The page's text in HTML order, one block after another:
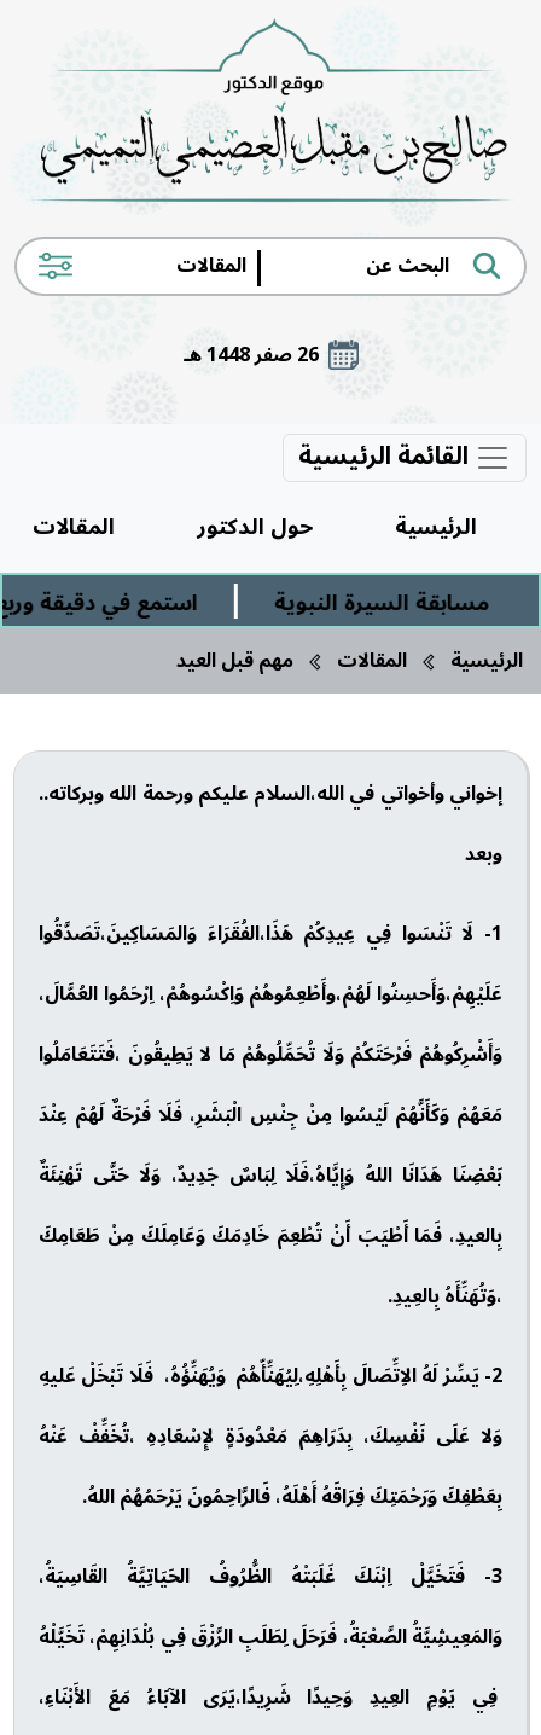
|
26 صفر 1448 هـ
القائمة الرئيسية
الرئيسية حول الدكتور
المقالات
مسابقة السيرة النبوية
| استمع في دقيقة
الرئيسية المقالات مهم قبل العيد
إخواني وأخواتي في الله،السلام عليكم ورحمة الله وبركاته..
وبعد
1- لَا تَنْسَوا فِي عِيدِكُمْ هَذَا،الفُقَرَاءَ وَالمَسَاكِينَ،تَصَدَّقُوا
عَلَيْهِمْ،وَأَحسِنُوا لَهُمْ،وأَطْعِمُوهُمْ وَاِكْسُوهُمْ، اِرْحَمُوا العُمَّالَ،
وَأَشْرِكُوهُمْ فَرْحَتَكُمْ وَلَا تُحَمِّلُوهُمْ مَا لا يَطِيقُونَ ،فَتَتَعَامَلُوا
مَعَهُمْ وَكَأَنَّهُمْ لَيْسُوا مِنْ جِنْسِ الْبَشَرِ، فَلَا فَرْحَةٌ لَهُمْ عِنْدَ
بَعْضِنَا هَدَانَا اللهُ وَإِيَّاهُ،فَلَا لِبَاسٌ جَدِيدٌ، وَلَا حَتَّى تَهْنِئَةٌ
بِالعيدِ، فَمَا أَطْيَبَ أَنْ تُطْعِمَ خَادِمَكَ وَعَامِلَكَ مِنْ طَعَامِكَ
،وَتُهَنِّأَهُ بِالعِيدِ.
2- يَسِّرْ لَهُ الاِتِّصَالَ بِأَهْلِهِ،لِيُهَنِّأّهُمْ وَيُهَنِّؤُهُ، فَلَا تَبْخَلْ عَليهِ
وَلا عَلَى نَفْسِكَ، بِدَرَاهِمَ مَعْدُودَةٍ لإِسْعَادِهِ ،تُخَفِّفْ عَنْهُ
بِعَطْفِكَ وَرَحْمَتِكَ فِرَاقَهُ أَهْلَهُ، فَالرَّاحِمُونَ يَرْحَمُهُمْ اللهُ.
3- فَتَخَيَّلْ اِبْنَكَ غَلَبَتْهُ الظُّرُوفُ الحَيَاتِيَّةُ القَاسِيَةُ،
وَالمَعِيشِيَّةُ الصَّعْبَةُ، فَرَحَلَ لِطَلَبِ الرَّزْقَ فِي بُلْدَانِهِمْ، تَخَيَّلْهُ
فِي يَوْمِ العِيدِ وَحِيدًا شَرِيدًا،يَرَى الآبَاءُ مَعَ الأَبْنَاءِ،